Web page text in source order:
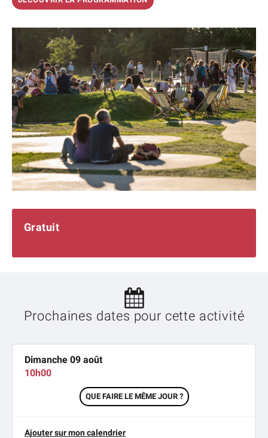
Gratuit
Prochaines dates pour cette activité
Dimanche 09 août
10h00
QUE FAIRE LE MÊME JOUR ?
Ajouter sur mon calendrier